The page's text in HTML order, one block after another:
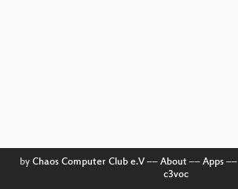
by Chaos Computer Club e.V–– About–– Apps––
c3voc